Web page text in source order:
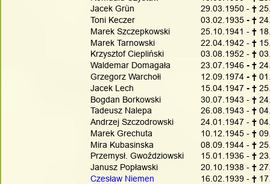
Jacek Grün
Toni Keczer
Marek Szczepkowski
Marek Tarnowski
Krzysztof Ciepliński
Waldemar Domagała
Grzegorz Warchołi
Jacek Lech
Bogdan Borkowski
Tadeusz Nalepa
Andrzej Szczodrowski
Marek Grechuta
Mira Kubasinska
Przemysł. Gwoździowski
Janusz Popławski
Czesław Niemen
29.03.1950 - †
03.02.1935 - †
25.10.1941 - †
22.04.1942 - †
03.08.1952 - †
23.07.1946 - †
12.09.1974 - †
15.04.1947 - †
30.07.1943 - †
26.08.1943 - †
24.01.1947 - †
10.12.1945 - †
08.09.1944 - †
15.01.1936 - †
20.10.1938 - †
16.02.1939 - †